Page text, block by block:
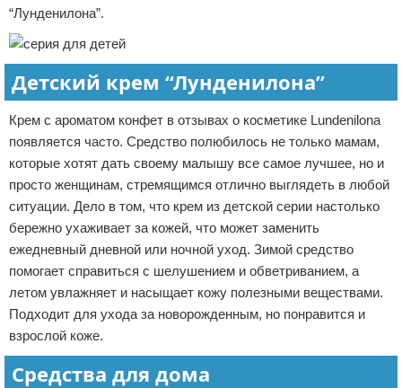
“Лунденилона”.
Детский крем “Лунденилона”
Крем с ароматом конфет в отзывах о косметике Lundenilona
появляется часто. Средство полюбилось не только мамам,
которые хотят дать своему малышу все самое лучшее, но и
просто женщинам, стремящимся отлично выглядеть в любой
ситуации. Дело в том, что крем из детской серии настолько
бережно ухаживает за кожей, что может заменить
ежедневный дневной или ночной уход. Зимой средство
помогает справиться с шелушением и обветриванием, а
летом увлажняет и насыщает кожу полезными веществами.
Подходит для ухода за новорожденным, но понравится и
взрослой коже.
Средства для дома